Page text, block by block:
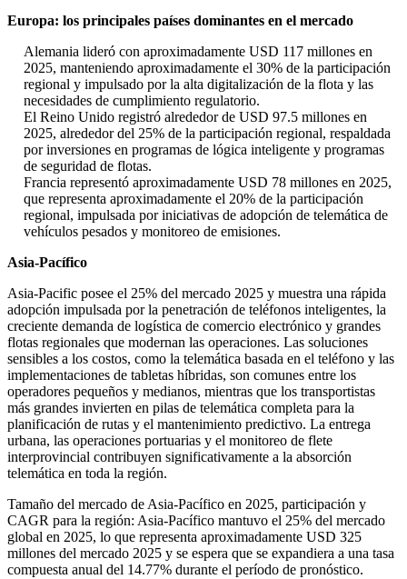
Europa: los principales países dominantes en el mercado
Alemania lideró con aproximadamente USD 117 millones en
2025, manteniendo aproximadamente el 30% de la participación
regional y impulsado por la alta digitalización de la flota y las
necesidades de cumplimiento regulatorio.
El Reino Unido registró alrededor de USD 97.5 millones en
2025, alrededor del 25% de la participación regional, respaldada
por inversiones en programas de lógica inteligente y programas
de seguridad de flotas.
Francia representó aproximadamente USD 78 millones en 2025,
que representa aproximadamente el 20% de la participación
regional, impulsada por iniciativas de adopción de telemática de
vehículos pesados ​​y monitoreo de emisiones.
Asia-Pacífico
Asia-Pacific posee el 25% del mercado 2025 y muestra una rápida
adopción impulsada por la penetración de teléfonos inteligentes, la
creciente demanda de logística de comercio electrónico y grandes
flotas regionales que modernan las operaciones. Las soluciones
sensibles a los costos, como la telemática basada en el teléfono y las
implementaciones de tabletas híbridas, son comunes entre los
operadores pequeños y medianos, mientras que los transportistas
más grandes invierten en pilas de telemática completa para la
planificación de rutas y el mantenimiento predictivo. La entrega
urbana, las operaciones portuarias y el monitoreo de flete
interprovincial contribuyen significativamente a la absorción
telemática en toda la región.
Tamaño del mercado de Asia-Pacífico en 2025, participación y
CAGR para la región: Asia-Pacífico mantuvo el 25% del mercado
global en 2025, lo que representa aproximadamente USD 325
millones del mercado 2025 y se espera que se expandiera a una tasa
compuesta anual del 14.77% durante el período de pronóstico.